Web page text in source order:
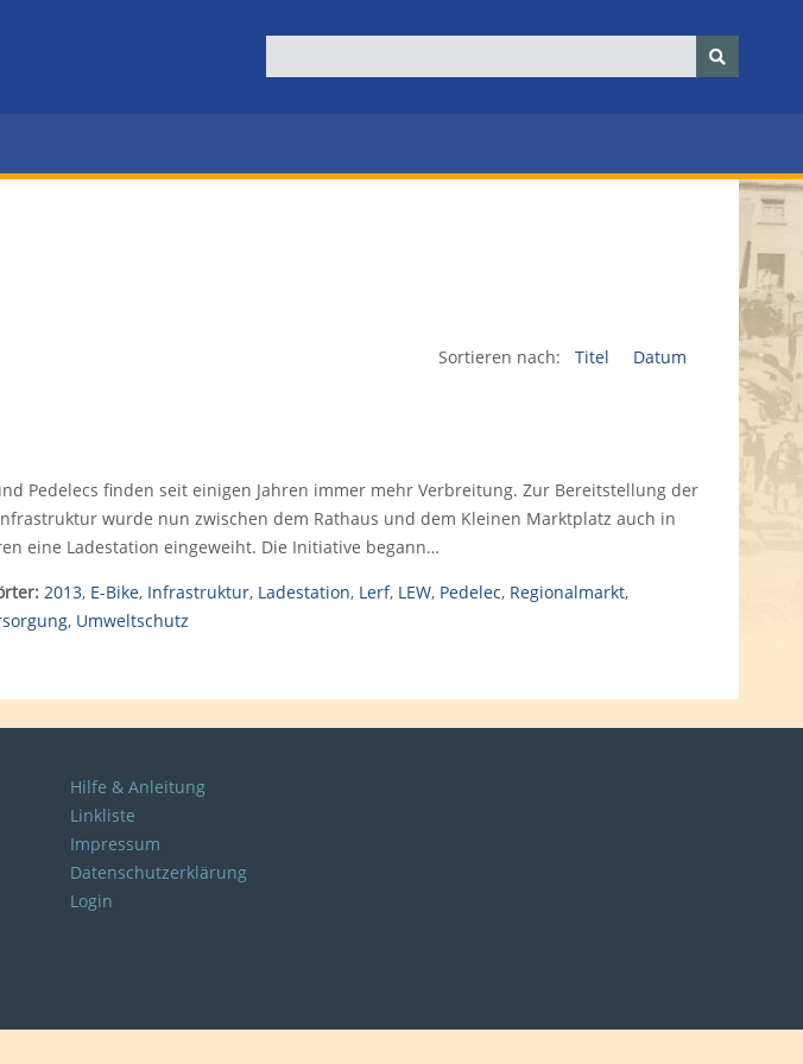
Sortieren nach: Titel Datum
Pedelecs finden seit einigen Jahren immer mehr Verbreitung. Zur Bereitstellung der
wurde nun zwischen dem Rathaus und dem Kleinen Marktplatz auch in
eine Ladestation eingeweiht. Die Initiative begann…
2013, E-Bike, Infrastruktur, Ladestation, Lerf, LEW, Pedelec, Regionalmarkt,
, Umweltschutz
Hilfe & Anleitung
Linkliste
Impressum
Datenschutzerklärung
Login